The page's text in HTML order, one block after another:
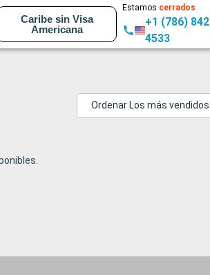
Caribe sin Visa
Americana
Estamos cerrados
+1 (786) 842
4533
Ordenar Los más vendidos